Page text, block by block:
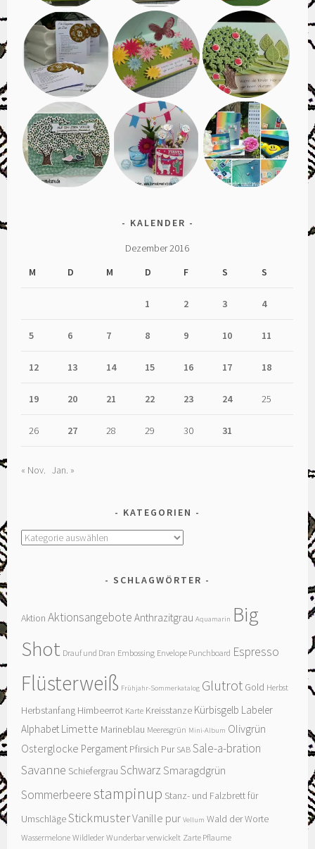
KALENDER
Dezember 2016
M
D M D F S S
1 2 3 4
5 6 7 8 9 10 11
12 13 14 15 16 17 18
19 20 21 22 23 24 25
26 27 28 29 30 31
« Nov. Jan. »
KATEGORIEN
Kategorien
SCHLAGWÖRTER
Aktion Aktionsangebote Anthrazitgrau Aquamarin Big
Shot Drauf und Dran Embossing Envelope Punchboard Espresso
Flüsterweiß Frühjahr-Sommerkatalog Glutrot Gold Herbst
Herbstanfang Himbeerrot Karte Kreisstanze Kürbisgelb Labeler
Alphabet Limette Marineblau Meeresgrün Mini-Album Olivgrün
Osterglocke Pergament Pfirsich Pur SAB Sale-a-bration
Savanne Schiefergrau Schwarz Smaragdgrün
Sommerbeerestampinup Stanz- und Falzbrett für
UmschlägeStickmusterVanille pur Vellum Wald der Worte
Wassermelone Wildleder Wunderbar verwickelt Zarte Pflaume